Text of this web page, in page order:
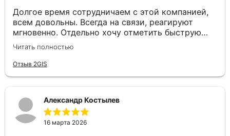
Долгое время сотрудничаем с этой компанией,
всем довольны. Всегда на связи, реагируют
мгновенно. Отдельно хочу отметить быструю
постановку авто и отличное качество самих
перевозок. Надёжный перевозчик, рекомендуем!
Читать полностью
Отзыв 2GIS
Александр Костылев
16 марта 2026